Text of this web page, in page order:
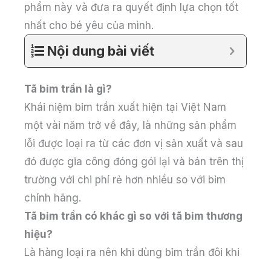
phẩm này và đưa ra quyết định lựa chọn tốt
nhất cho bé yêu của mình.
Nội dung bài viết
Tã bỉm trần là gì?
Khái niệm bỉm trần xuất hiện tại Việt Nam
một vài năm trở về đây, là những sản phẩm
lỗi được loại ra từ các đơn vị sản xuất và sau
đó được gia công đóng gói lại và bán trên thị
trường với chi phí rẻ hơn nhiều so với bỉm
chính hãng.
Tã bỉm trần có khác gì so với tã bỉm thương
hiệu?
Là hàng loại ra nên khi dùng bỉm trần đôi khi